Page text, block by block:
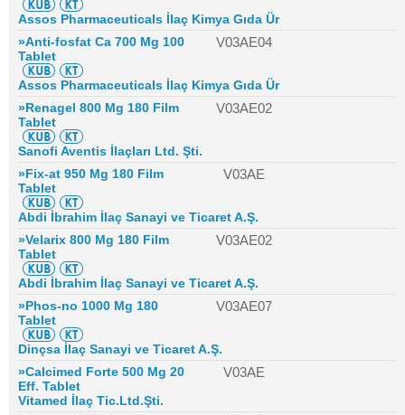
Assos Pharmaceuticals İlaç Kimya Gıda Ür
»Anti-fosfat Ca 700 Mg 100
Tablet
V03AE04
Assos Pharmaceuticals İlaç Kimya Gıda Ür
»Renagel 800 Mg 180 Film
Tablet
V03AE02
Sanofi Aventis İlaçları Ltd. Şti.
»Fix-at 950 Mg 180 Film
Tablet
V03AE
Abdi İbrahim İlaç Sanayi ve Ticaret A.Ş.
»Velarix 800 Mg 180 Film
Tablet
V03AE02
Abdi İbrahim İlaç Sanayi ve Ticaret A.Ş.
»Phos-no 1000 Mg 180
Tablet
V03AE07
Dinçsa İlaç Sanayi ve Ticaret A.Ş.
»Calcimed Forte 500 Mg 20
Eff. Tablet
V03AE
Vitamed İlaç Tic.Ltd.Şti.